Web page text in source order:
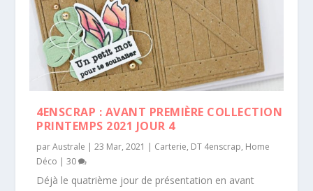
4ENSCRAP : AVANT PREMIÈRE COLLECTION
PRINTEMPS 2021 JOUR 4
parAustrale |23 Mar, 2021 | Carterie, DT 4enscrap, Home
Déco |30
Déjà le quatrième jour de présentation en avant